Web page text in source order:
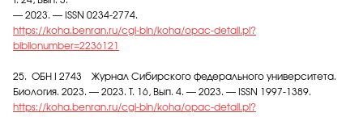
— 2023. — ISSN 0234-2774.
https://koha.benran.ru/cgi-bin/koha/opac-detail.pl?
biblionumber=2236121
25. ОБН I 2743 Журнал Сибирского федерального университета.
Биология. 2023. — 2023. Т. 16, Вып. 4. — 2023. — ISSN 1997-1389.
https://koha.benran.ru/cgi-bin/koha/opac-detail.pl?